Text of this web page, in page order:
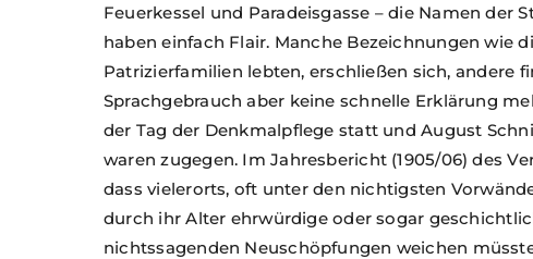
Feuerkessel und Paradeisgasse – die Namen der
haben einfach Flair. Manche Bezeichnungen wie
Patrizierfamilien lebten, erschließen sich, andere
Sprachgebrauch aber keine schnelle Erklärung
der Tag der Denkmalpflege statt und August
waren zugegen. Im Jahresbericht (1905/06) des
dass vielerorts, oft unter den nichtigsten
durch ihr Alter ehrwürdige oder sogar
nichtssagenden Neuschöpfungen weichen